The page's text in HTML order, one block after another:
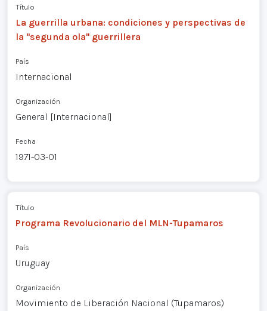
Título
La guerrilla urbana: condiciones y perspectivas de
la "segunda ola" guerrillera
País
Internacional
Organización
General [Internacional]
Fecha
1971-03-01
Título
Programa Revolucionario del MLN-Tupamaros
País
Uruguay
Organización
Movimiento de Liberación Nacional (Tupamaros)